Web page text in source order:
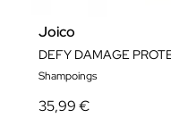
Joico
Shampoings
35,99 €